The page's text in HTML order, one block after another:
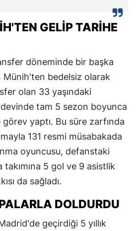
GELIP TARIHE
döneminde bir başka
Münih'ten bedelsiz olarak
olan 33 yaşındaki
tam 5 sezon boyunca
yaptı. Bu süre zarfında
131 resmi müsabakada
oyuncusu, defanstaki
takımına 5 gol ve 9 asistlik
da sağladı.
DOLDURDU
geçirdiği 5 yıllık